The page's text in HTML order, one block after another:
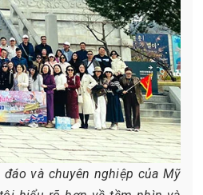
và chuyên nghiệp của Mỹ